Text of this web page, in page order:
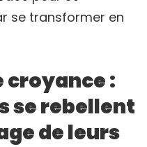
se transformer en
croyance :
se rebellent
de leurs